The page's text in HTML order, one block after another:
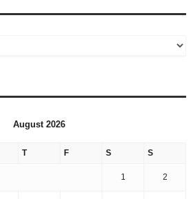
August 2026
T F S S
1 2